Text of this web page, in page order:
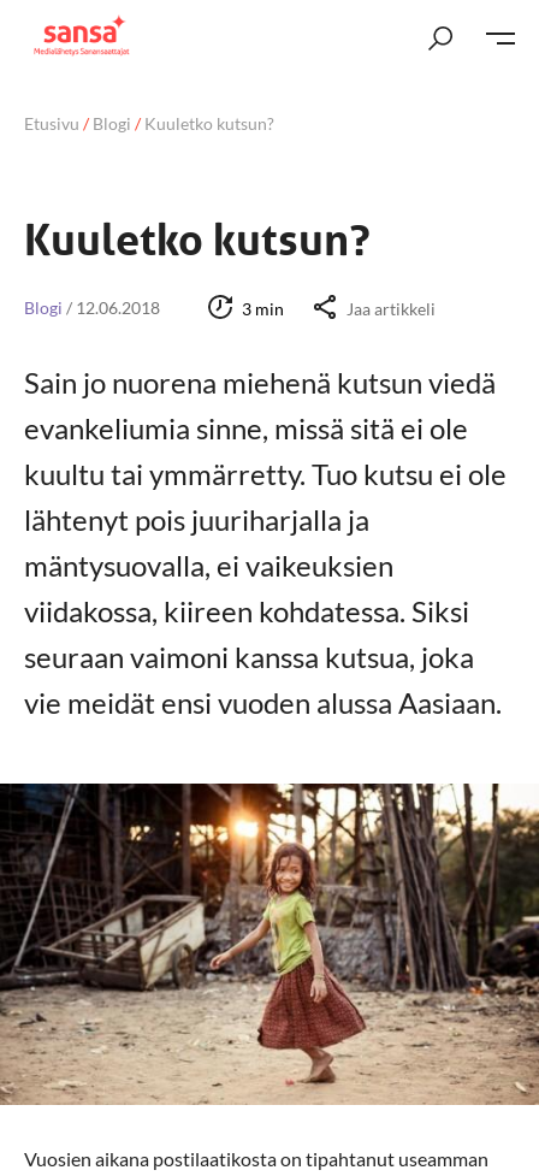
Etusivu /Blogi /Kuuletko kutsun?
Kuuletko kutsun?
Blogi / 12.06.2018 3 min Jaa artikkeli
Sain jo nuorena miehenä kutsun viedä
evankeliumia sinne, missä sitä ei ole
kuultu tai ymmärretty. Tuo kutsu ei ole
lähtenyt pois juuriharjalla ja
mäntysuovalla, ei vaikeuksien
viidakossa, kiireen kohdatessa. Siksi
seuraan vaimoni kanssa kutsua, joka
vie meidät ensi vuoden alussa Aasiaan.
Vuosien aikana postilaatikosta on tipahtanut useamman